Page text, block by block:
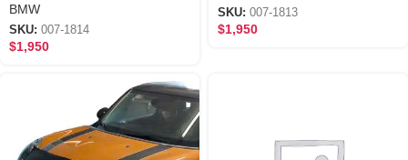
BMW
SKU: 007-1814
$1,950
SKU: 007-1813
$1,950